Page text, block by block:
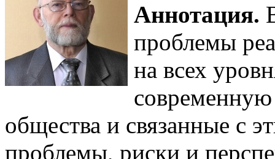
Аннотация.
проблемы
на всех
современную
общества и связанные с
проблемы, риски и